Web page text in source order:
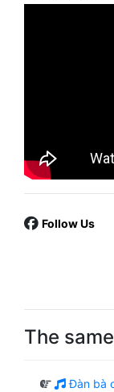
Follow Us
The
Đàn bà